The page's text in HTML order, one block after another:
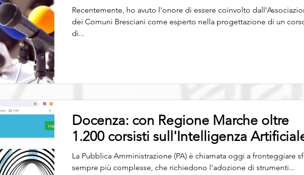
Recentemente, ho avuto l'onore di essere coinvolto
dei Comuni Bresciani come esperto nella progettazione di un
di...
Docenza: con Regione Marche oltre
1.200 corsisti sull'Intelligenza
La Pubblica Amministrazione (PA) è chiamata oggi a fronteggiare
sempre più complesse, che richiedono l'adozione di strumenti...